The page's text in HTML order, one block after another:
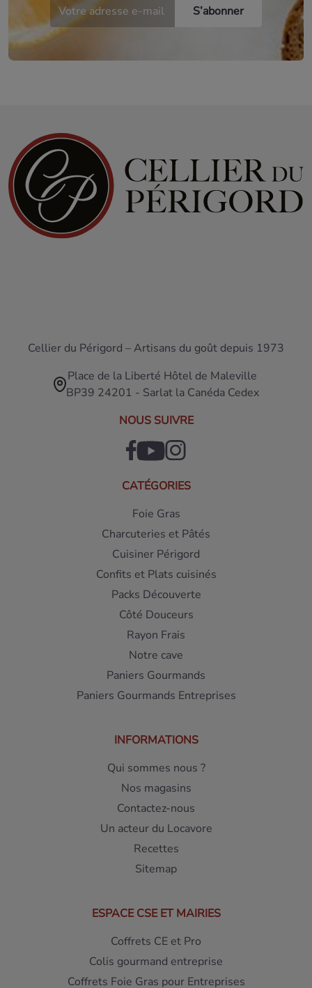
Cellier du Périgord – Artisans du goût depuis 1973
Place de la Liberté Hôtel de Maleville
BP39 24201 - Sarlat la Canéda Cedex
NOUS SUIVRE
CATÉGORIES
Foie Gras
Charcuteries et Pâtés
Cuisiner Périgord
Confits et Plats cuisinés
Packs Découverte
Côté Douceurs
Rayon Frais
Notre cave
Paniers Gourmands
Paniers Gourmands Entreprises
INFORMATIONS
Qui sommes nous ?
Nos magasins
Contactez-nous
Un acteur du Locavore
Recettes
Sitemap
ESPACE CSE ET MAIRIES
Coffrets CE et Pro
Colis gourmand entreprise
Coffrets Foie Gras pour Entreprises